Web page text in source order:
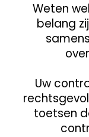
Weten
belang
Uw
toetsen